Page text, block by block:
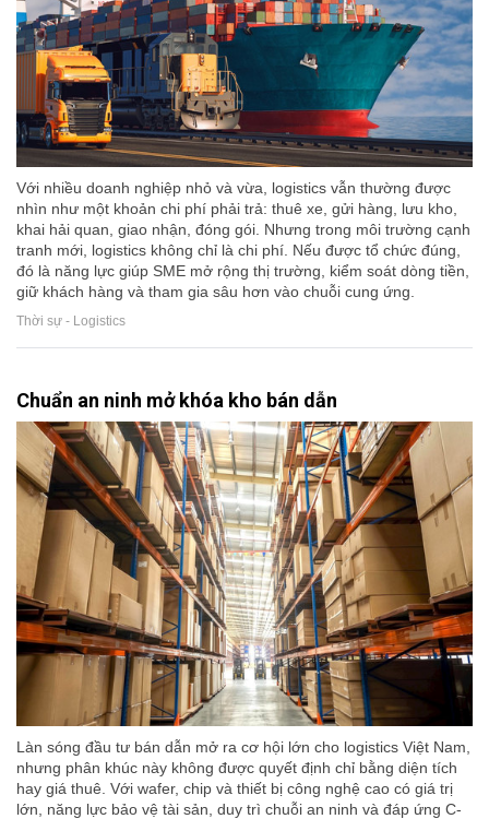
Với nhiều doanh nghiệp nhỏ và vừa, logistics vẫn thường được
nhìn như một khoản chi phí phải trả: thuê xe, gửi hàng, lưu kho,
khai hải quan, giao nhận, đóng gói. Nhưng trong môi trường cạnh
tranh mới, logistics không chỉ là chi phí. Nếu được tổ chức đúng,
đó là năng lực giúp SME mở rộng thị trường, kiểm soát dòng tiền,
giữ khách hàng và tham gia sâu hơn vào chuỗi cung ứng.
Thời sự - Logistics
Chuẩn an ninh mở khóa kho bán dẫn
Làn sóng đầu tư bán dẫn mở ra cơ hội lớn cho logistics Việt Nam,
nhưng phân khúc này không được quyết định chỉ bằng diện tích
hay giá thuê. Với wafer, chip và thiết bị công nghệ cao có giá trị
lớn, năng lực bảo vệ tài sản, duy trì chuỗi an ninh và đáp ứng C-